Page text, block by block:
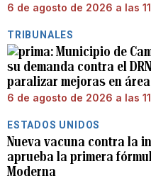
6 de agosto de 2026 a las
TRIBUNALES
Municipio de
su demanda contra el
paralizar mejoras en
6 de agosto de 2026 a las
ESTADOS UNIDOS
Nueva vacuna contra la
aprueba la primera
Moderna